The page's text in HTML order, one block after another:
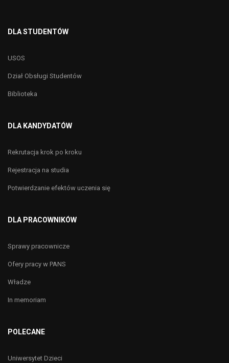
DLA STUDENTÓW
USOS
Dział Obsługi Studentów
Biblioteka
DLA KANDYDATÓW
Rekrutacja krok po kroku
Rejestracja na studia
Potwierdzanie efektów uczenia się
DLA PRACOWNIKÓW
Sprawy pracownicze
Ofery pracy w PANS
Władze
In memoriam
POLECANE
Uniwersytet Dzieci